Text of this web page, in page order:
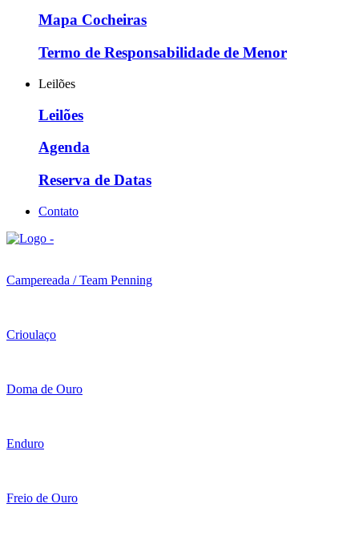
Mapa Cocheiras
Termo de Responsabilidade de Menor
Leilões
Leilões
Agenda
Reserva de Datas
Contato
Campereada / Team Penning
Crioulaço
Doma de Ouro
Enduro
Freio de Ouro